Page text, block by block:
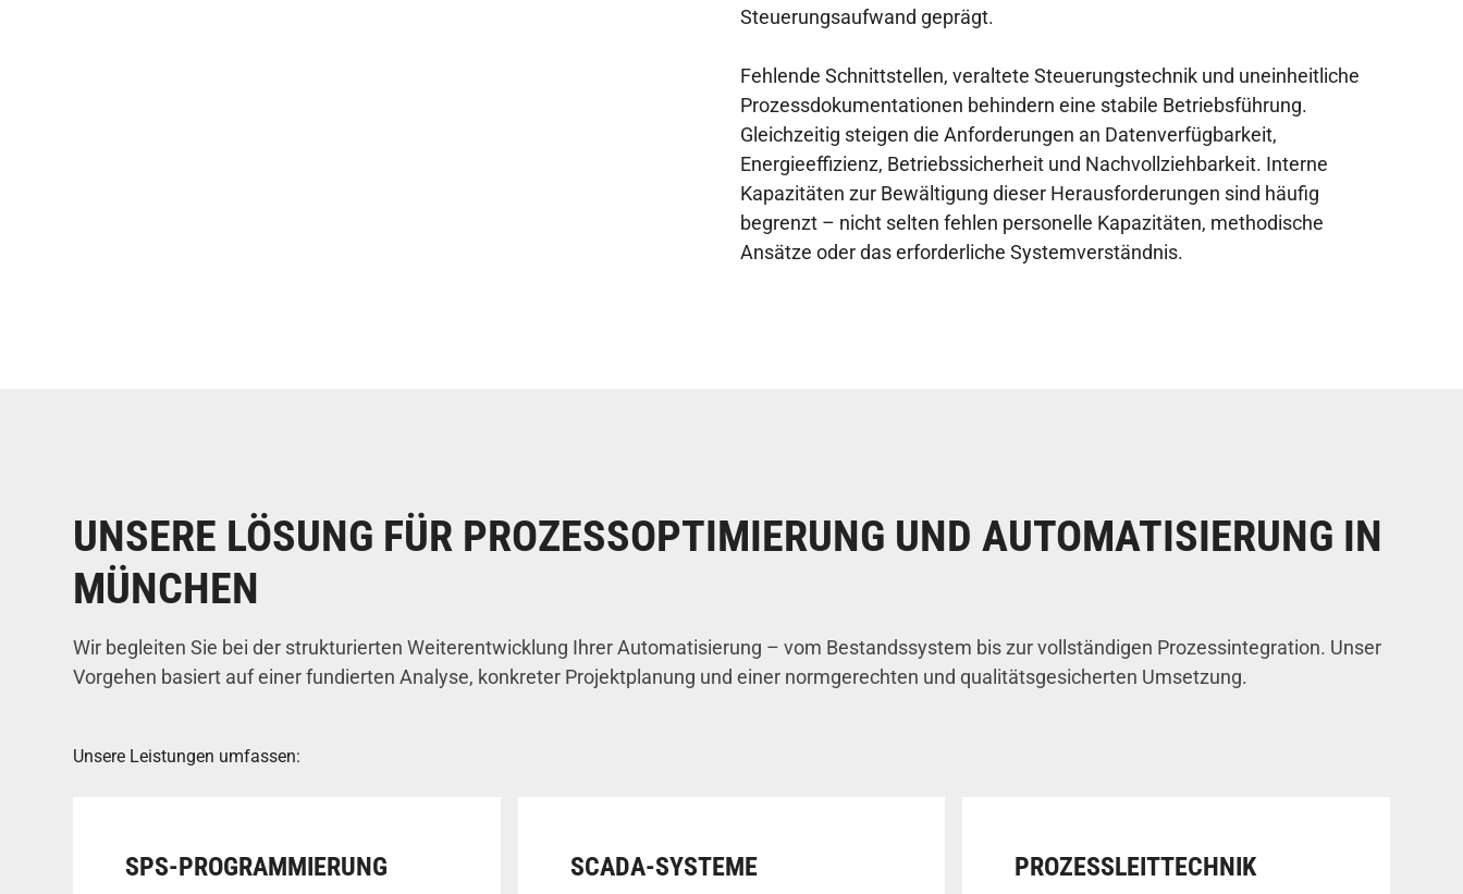
Steuerungsaufwand geprägt.
Fehlende Schnittstellen, veraltete Steuerungstechnik und uneinheitliche
Prozessdokumentationen behindern eine stabile Betriebsführung.
Gleichzeitig steigen die Anforderungen an Datenverfügbarkeit,
Energieeffizienz, Betriebssicherheit und Nachvollziehbarkeit. Interne
Kapazitäten zur Bewältigung dieser Herausforderungen sind häufig
begrenzt – nicht selten fehlen personelle Kapazitäten, methodische
Ansätze oder das erforderliche Systemverständnis.
UNSERE LÖSUNG FÜR PROZESSOPTIMIERUNG UND AUTOMATISIERUNG IN
MÜNCHEN
Wir begleiten Sie bei der strukturierten Weiterentwicklung Ihrer Automatisierung – vom Bestandssystem bis zur vollständigen Prozessintegration. Unser
Vorgehen basiert auf einer fundierten Analyse, konkreter Projektplanung und einer normgerechten und qualitätsgesicherten Umsetzung.
Unsere Leistungen umfassen:
SPS-PROGRAMMIERUNG SCADA-SYSTEME PROZESSLEITTECHNIK